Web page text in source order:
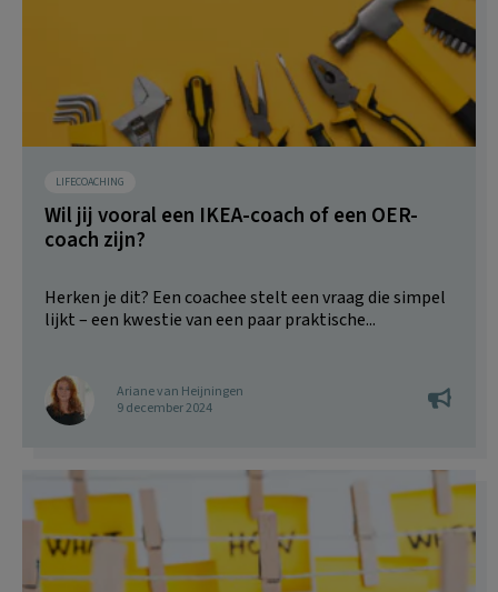
LIFECOACHING
Wil jij vooral een IKEA-coach of een OER-
coach zijn?
Herken je dit? Een coachee stelt een vraag die simpel
lijkt – een kwestie van een paar praktische...
Ariane van Heijningen
9 december 2024